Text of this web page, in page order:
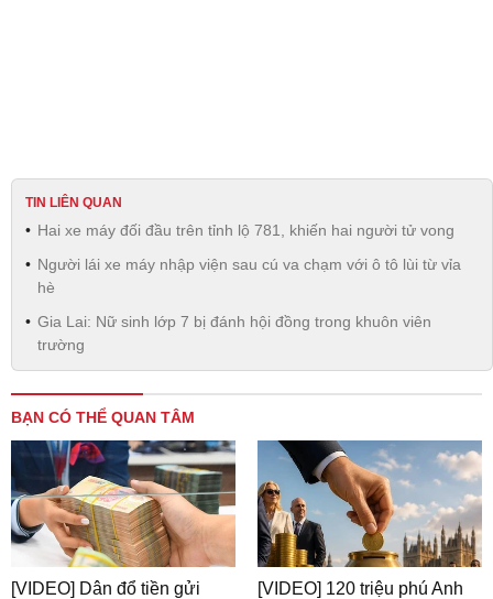
TIN LIÊN QUAN
Hai xe máy đối đầu trên tỉnh lộ 781, khiến hai người tử vong
Người lái xe máy nhập viện sau cú va chạm với ô tô lùi từ vỉa
hè
Gia Lai: Nữ sinh lớp 7 bị đánh hội đồng trong khuôn viên
trường
BẠN CÓ THỂ QUAN TÂM
[VIDEO] Dân đổ tiền gửi
[VIDEO] 120 triệu phú Anh